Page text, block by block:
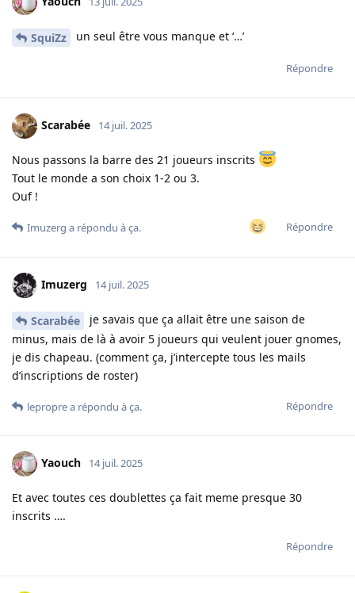
SquiZz un seul être vous manque et ‘…’
Répondre
Scarabée 14 juil. 2025
Nous passons la barre des 21 joueurs inscrits
Tout le monde a son choix 1-2 ou 3.
Ouf !
Répondre
Imuzerg a répondu à ça.
Imuzerg 14 juil. 2025
Scarabée
je savais que ça allait être une saison de
minus, mais de là à avoir 5 joueurs qui veulent jouer gnomes,
je dis chapeau. (comment ça, j’intercepte tous les mails
d’inscriptions de roster)
Répondre
leproprea répondu à ça.
Yaouch 14 juil. 2025
Et avec toutes ces doublettes ça fait meme presque 30
inscrits ….
Répondre